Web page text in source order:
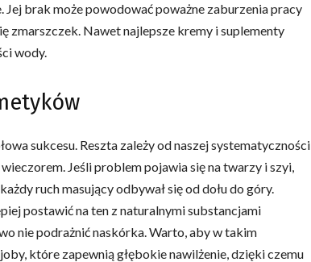
Jej brak może powodować poważne zaburzenia pracy
zmarszczek. Nawet najlepsze kremy i suplementy
wody.
sukcesu. Reszta zależy od naszej systematyczności
Jeśli problem pojawia się na twarzy i szyi,
ruch masujący odbywał się od dołu do góry.
postawić na ten z naturalnymi substancjami
nie podrażnić naskórka. Warto, aby w takim
które zapewnią głębokie nawilżenie, dzięki czemu